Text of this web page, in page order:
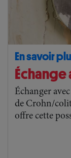
En savoir
Échange
Échanger
de Crohn/
offre cette